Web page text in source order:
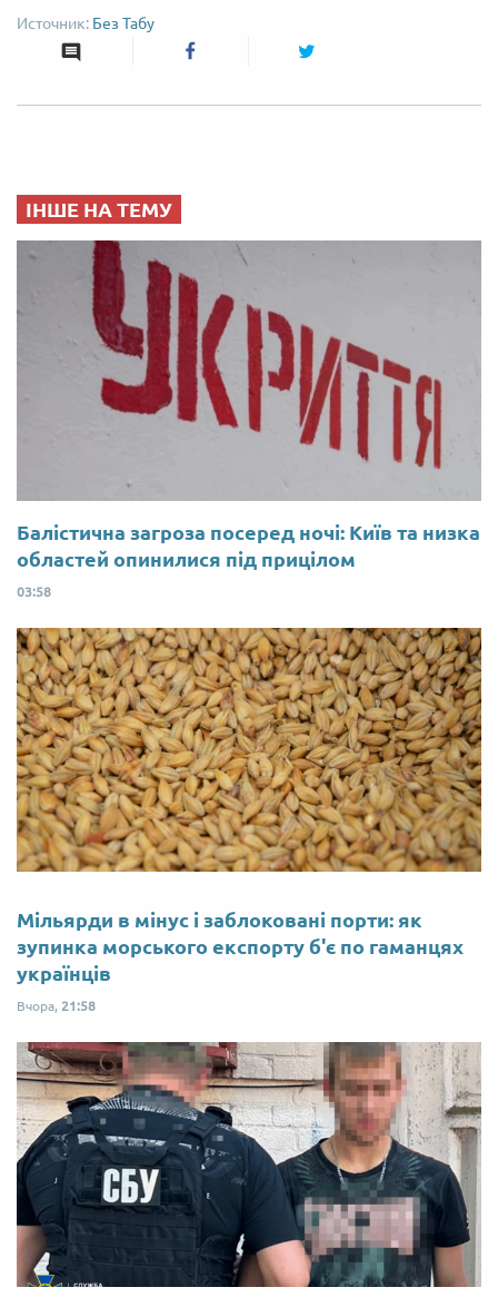
Без Табу
ІНШЕ НА ТЕМУ
Балістична загроза посеред ночі: Київ та низка
областей опинилися під прицілом
03:58
Мільярди в мінус і заблоковані порти: як
зупинка морського експорту б'є по гаманцях
українців
Вчора, 21:58